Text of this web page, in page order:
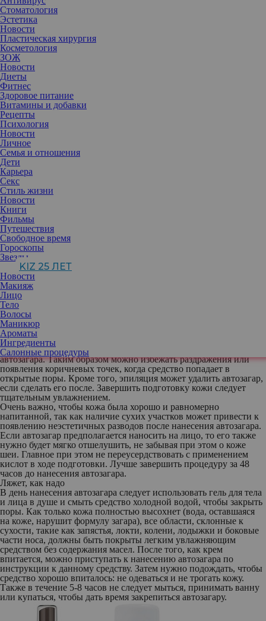
Стоматология
Эстетика
Новости
Пластическая хирургия
Косметология
ЗОЖ
Новости
Диеты
Фитнес
Здоровое питание
Витамины и добавки
Рецепты
Психология
Новости
Личное
Семья и отношения
Дети
Карьера
Секс
Стиль жизни
Новости
Книги
Фильмы
Путешествия
Свободное время
Гороскопы
Звезды
KIZ 25 ЛЕТ
Новости
Макияж
Лицо
Тело
Волосы
Маникюр
Ароматы
Ингредиенты
Салонные процедуры
Средства для автозагара требуют особой аккуратности и
осторожности, зато и результат будет ощутимым, эффектным и
долгим.
Перед тем, как использовать автозагар, специалисты
рекомендуют хорошо отшелушить кожу. Для этого подойдет как
химический способ — мягкие кислотные пилинги, так и
физическое воздействие — скрабы. Средства с кислотами
(гликолевая, молочная, миндальная) или деликатными
абразивными частицами (сахар, соль и другие) помогут удалить
омертвевшие клетки кожи с тела, создавая гладкую, идеальную
поверхность для нанесения цвета. Активный ингредиент в
продуктах для автозагара гораздо лучше распределяется и
работает на коже, которая тщательно подготовлена к этому. В
том числе и поэтому обновлять средство часто не придется, оно
будет хорошо держаться.
Также после отшелушивания кожи, при необходимости, следует
перейти к эпиляции. При бритье или восковом методе удаления
нежелательных волос это важно сделать за сутки до нанесения
автозагара. Таким образом можно избежать раздражения или
появления коричневых точек, когда средство попадает в
открытые поры. Кроме того, эпиляция может удалить автозагар,
если сделать его после. Завершить подготовку кожи следует
тщательным увлажнением.
Очень важно, чтобы кожа была хорошо и равномерно
напитанной, так как наличие сухих участков может привести к
появлению неэстетичных разводов после нанесения автозагара.
Если автозагар предполагается наносить на лицо, то его также
нужно будет мягко отшелушить, не забывая при этом о коже
шеи. Главное при этом не переусердствовать с применением
кислот в ходе подготовки. Лучше завершить процедуру за 48
часов до нанесения автозагара.
Ляжет, как надо
В день нанесения автозагара следует использовать гель для тела
и лица в душе и смыть средство холодной водой, чтобы закрыть
поры. Как только кожа полностью высохнет (вода, оставшаяся
на коже, нарушит формулу загара), все области, склонные к
сухости, такие как запястья, локти, колени, лодыжки и боковые
части носа, должны быть покрыты легким увлажняющим
средством без содержания масел. После того, как крем
впитается, можно приступать к нанесению автозагара по
инструкции к данному средству. Затем нужно подождать, чтобы
средство хорошо впиталось: не одеваться и не трогать кожу.
Также в течение 5-8 часов не следует мыться, принимать ванну
или купаться, чтобы дать время закрепиться автозагару.